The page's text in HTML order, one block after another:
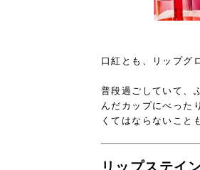
口紅とも、リップグ
普段過ごしていて、
んだカップにべった
くてはならないこと
リップステイン